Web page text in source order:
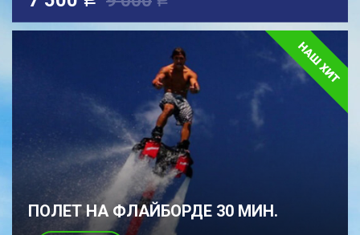
ПОЛЕТ НА ФЛАЙБОРДЕ 30 МИН.